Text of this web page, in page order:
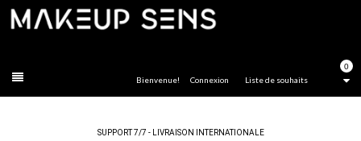
0
Liste de souhaits
Bienvenue! Connexion
SUPPORT 7/7 - LIVRAISON INTERNATIONALE